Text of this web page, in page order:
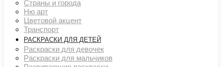
Страны и города
Ню арт
Цветовой акцент
Транспорт
РАСКРАСКИ ДЛЯ ДЕТЕЙ
Раскраски для девочек
Раскраски для мальчиков